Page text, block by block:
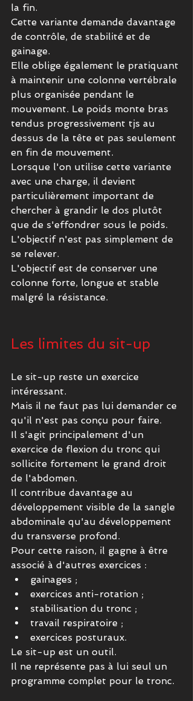
la fin.
Cette variante demande davantage
de contrôle, de stabilité et de
gainage.
Elle oblige également le pratiquant
à maintenir une colonne vertébrale
plus organisée pendant le
mouvement. Le poids monte bras
tendus progressivement tjs au
dessus de la tête et pas seulement
en fin de mouvement.
Lorsque l'on utilise cette variante
avec une charge, il devient
particulièrement important de
chercher à grandir le dos plutôt
que de s'effondrer sous le poids.
L'objectif n'est pas simplement de
se relever.
L'objectif est de conserver une
colonne forte, longue et stable
malgré la résistance.
Les limites du sit-up
Le sit-up reste un exercice
intéressant.
Mais il ne faut pas lui demander ce
qu'il n'est pas conçu pour faire.
Il s'agit principalement d'un
exercice de flexion du tronc qui
sollicite fortement le grand droit
de l'abdomen.
Il contribue davantage au
développement visible de la sangle
abdominale qu'au développement
du transverse profond.
Pour cette raison, il gagne à être
associé à d'autres exercices :
gainages ;
exercices anti-rotation ;
stabilisation du tronc ;
travail respiratoire ;
exercices posturaux.
Le sit-up est un outil.
Il ne représente pas à lui seul un
programme complet pour le tronc.